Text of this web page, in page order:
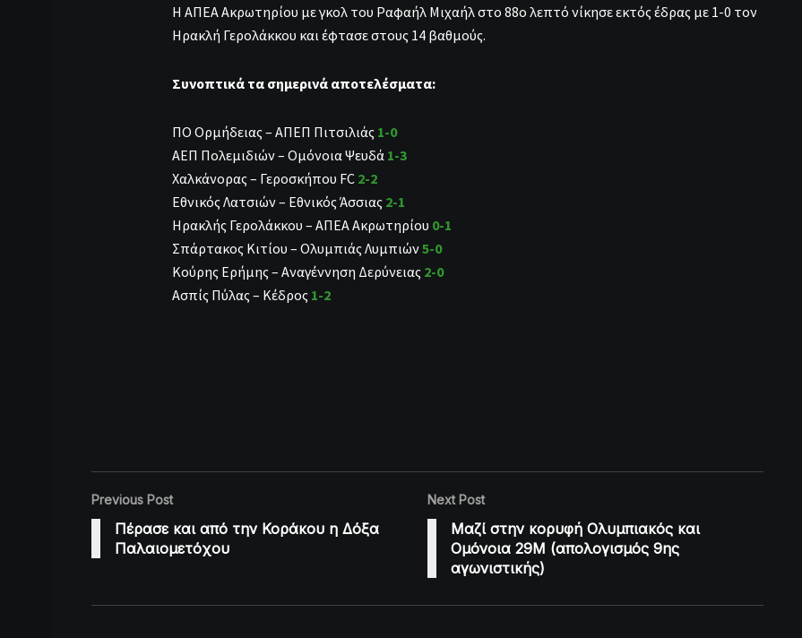
Η ΑΠΕΑ Ακρωτηρίου με γκολ του Ραφαήλ Μιχαήλ στο 88ο λεπτό νίκησε εκτός έδρας με 1-0 τον
Ηρακλή Γερολάκκου και έφτασε στους 14 βαθμούς.
Συνοπτικά τα σημερινά αποτελέσματα:
ΠΟ Ορμήδειας – ΑΠΕΠ Πιτσιλιάς 1-0
ΑΕΠ Πολεμιδιών – Ομόνοια Ψευδά 1-3
Χαλκάνορας – Γεροσκήπου FC 2-2
Εθνικός Λατσιών – Εθνικός Άσσιας 2-1
Ηρακλής Γερολάκκου – ΑΠΕΑ Ακρωτηρίου 0-1
Σπάρτακος Κιτίου – Ολυμπιάς Λυμπιών5-0
Κούρης Ερήμης – Αναγέννηση Δερύνειας 2-0
Ασπίς Πύλας – Κέδρος 1-2
Previous Post
Πέρασε και από την Κοράκου η Δόξα
Παλαιομετόχου
Next Post
Μαζί στην κορυφή Ολυμπιακός και
Ομόνοια 29Μ (απολογισμός 9ης
αγωνιστικής)